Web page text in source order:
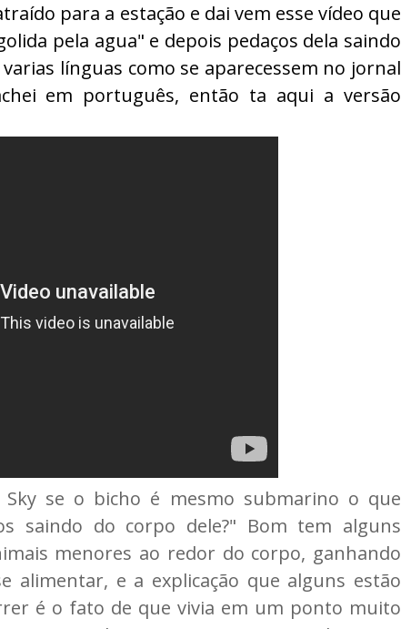
para a estação e dai vem esse vídeo que
pela agua" e depois pedaços dela saindo
línguas como se aparecessem no jornal
em português, então ta aqui a versão
Sky se o bicho é mesmo submarino o que
saindo do corpo dele?" Bom tem alguns
menores ao redor do corpo, ganhando
alimentar, e a explicação que alguns estão
é o fato de que vivia em um ponto muito